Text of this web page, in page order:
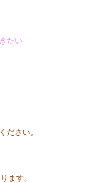
たい
ださい。
ます。